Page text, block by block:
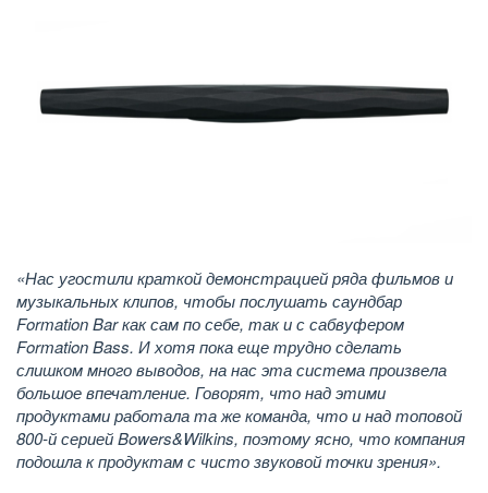
«Нас угостили краткой демонстрацией ряда фильмов и
музыкальных клипов, чтобы послушать саундбар
Formation Bar как сам по себе, так и с сабвуфером
Formation Bass. И хотя пока еще трудно сделать
слишком много выводов, на нас эта система произвела
большое впечатление. Говорят, что над этими
продуктами работала та же команда, что и над топовой
800-й серией Bowers&Wilkins, поэтому ясно, что компания
подошла к продуктам с чисто звуковой точки зрения».